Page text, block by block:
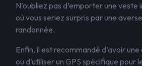
N’oubliez pas d’emporter une
où vous seriez surpris par une
randonnée.
Enfin, il est recommandé d’avoir
ou d’utiliser un GPS spécifique pour